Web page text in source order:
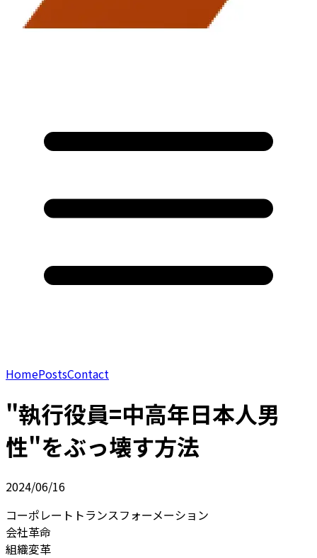
HomePostsContact
"執行役員=中高年日本人男
性"をぶっ壊す方法
2024/06/16
コーポレートトランスフォーメーション
会社革命
組織変革